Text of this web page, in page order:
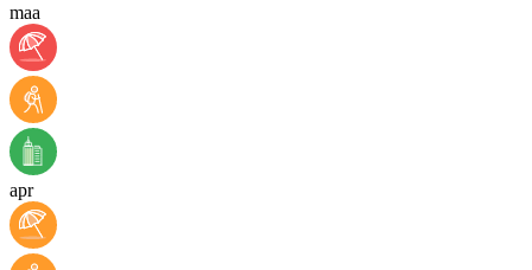
maa
apr